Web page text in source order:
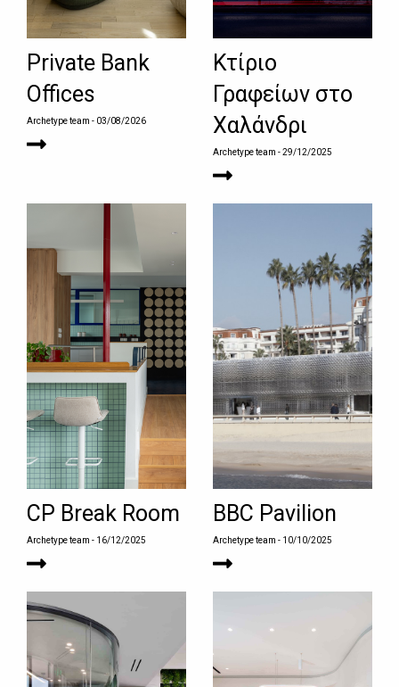
Private Bank
Offices
Archetype team - 03/08/2026
Κτίριο
Γραφείων στο
Χαλάνδρι
Archetype team - 29/12/2025
CP Break Room
Archetype team - 16/12/2025
BBC Pavilion
Archetype team - 10/10/2025